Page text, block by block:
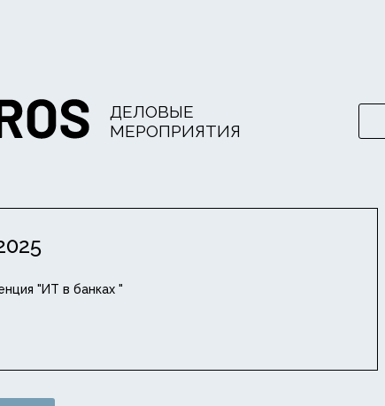
ДЕЛОВЫЕ
МЕРОПРИЯТИЯ
"ИТ в банках "